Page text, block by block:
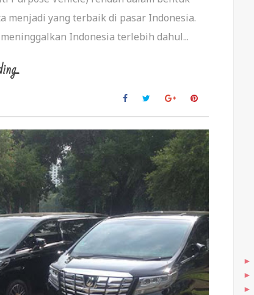
menjadi yang terbaik di pasar Indonesia.
Indonesia terlebih dahul...
►
►
►